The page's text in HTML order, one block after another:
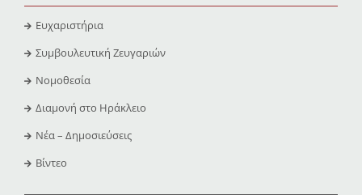
Ευχαριστήρια
Συμβουλευτική Ζευγαριών
Νομοθεσία
Διαμονή στο Ηράκλειο
Νέα – Δημοσιεύσεις
Βίντεο